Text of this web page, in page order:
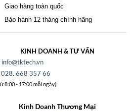
Giao hàng toàn quốc
Bảo hành 12 tháng chính hãng
KINH DOANH & TƯ VẤN
info@tktech.vn
028. 668 357 66
8:00 - 17:00 mỗi ngày)
Kinh Doanh Thương Mại